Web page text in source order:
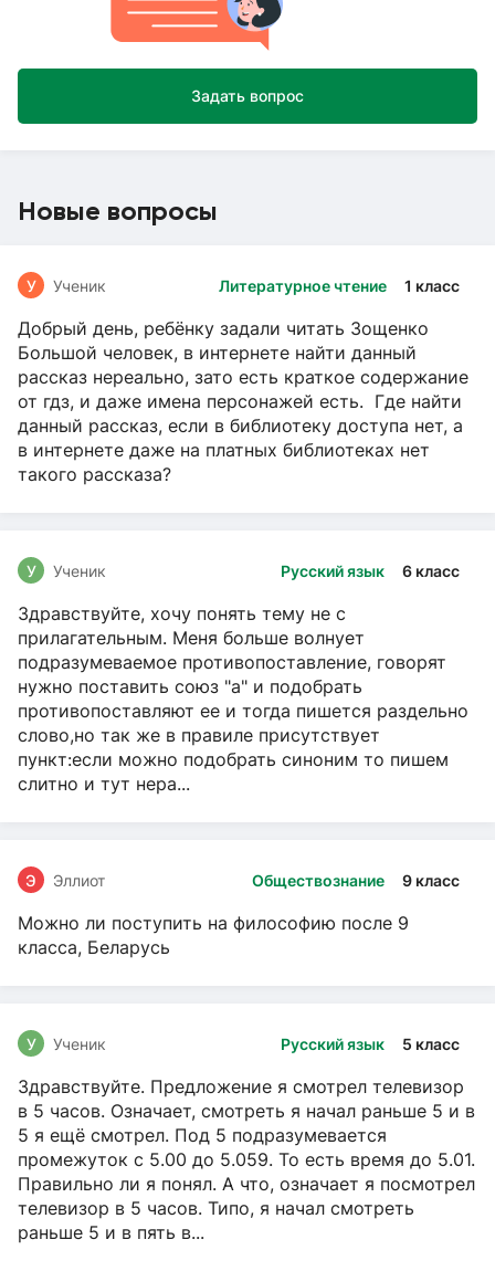
Задать вопрос
Новые вопросы
Литературное чтение 1 класс
У Ученик
Добрый день, ребёнку задали читать Зощенко
Большой человек, в интернете найти данный
рассказ нереально, зато есть краткое содержание
от гдз, и даже имена персонажей есть. Где найти
данный рассказ, если в библиотеку доступа нет, а
в интернете даже на платных библиотеках нет
такого рассказа?
Русский язык 6 класс
У Ученик
Здравствуйте, хочу понять тему не с
прилагательным. Меня больше волнует
подразумеваемое противопоставление, говорят
нужно поставить союз "а" и подобрать
противопоставляют ее и тогда пишется раздельно
слово,но так же в правиле присутствует
пункт:если можно подобрать синоним то пишем
слитно и тут нера...
Обществознание 9 класс
Э Эллиот
Можно ли поступить на философию после 9
класса, Беларусь
Русский язык 5 класс
У Ученик
Здравствуйте. Предложение я смотрел телевизор
в 5 часов. Означает, смотреть я начал раньше 5 и в
5 я ещё смотрел. Под 5 подразумевается
промежуток с 5.00 до 5.059. То есть время до 5.01.
Правильно ли я понял. А что, означает я посмотрел
телевизор в 5 часов. Типо, я начал смотреть
раньше 5 и в пять в...